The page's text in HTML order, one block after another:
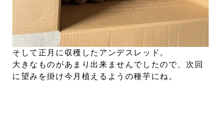
そして正月に収穫したアンデスレッド。
大きなものがあまり出来ませんでしたので、次回
に望みを掛け今月植えるようの種芋にね。